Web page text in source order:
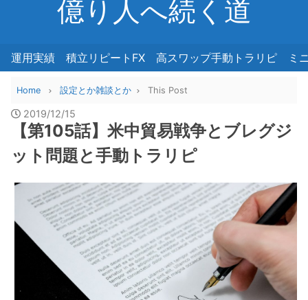
億り人へ続く道
運用実績 積立リピートFX 高スワップ手動トラリピ ミ
Home 設定とか雑談とか This Post
2019/12/15
【第105話】米中貿易戦争とブレグジ
ット問題と手動トラリピ